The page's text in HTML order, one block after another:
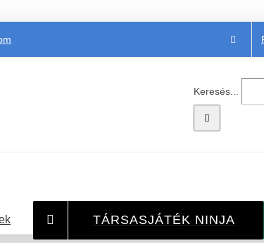
Keresés...
TÁRSASJÁTÉK NINJA